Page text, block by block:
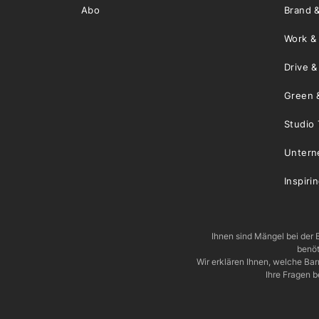
Abo Brand
Work
Drive
Green
Studio
Ihnen sind Mängel bei der
Wir erklären Ihnen, welche
Ihre Fragen